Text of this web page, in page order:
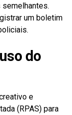
um boletim
do
e
(RPAS) para